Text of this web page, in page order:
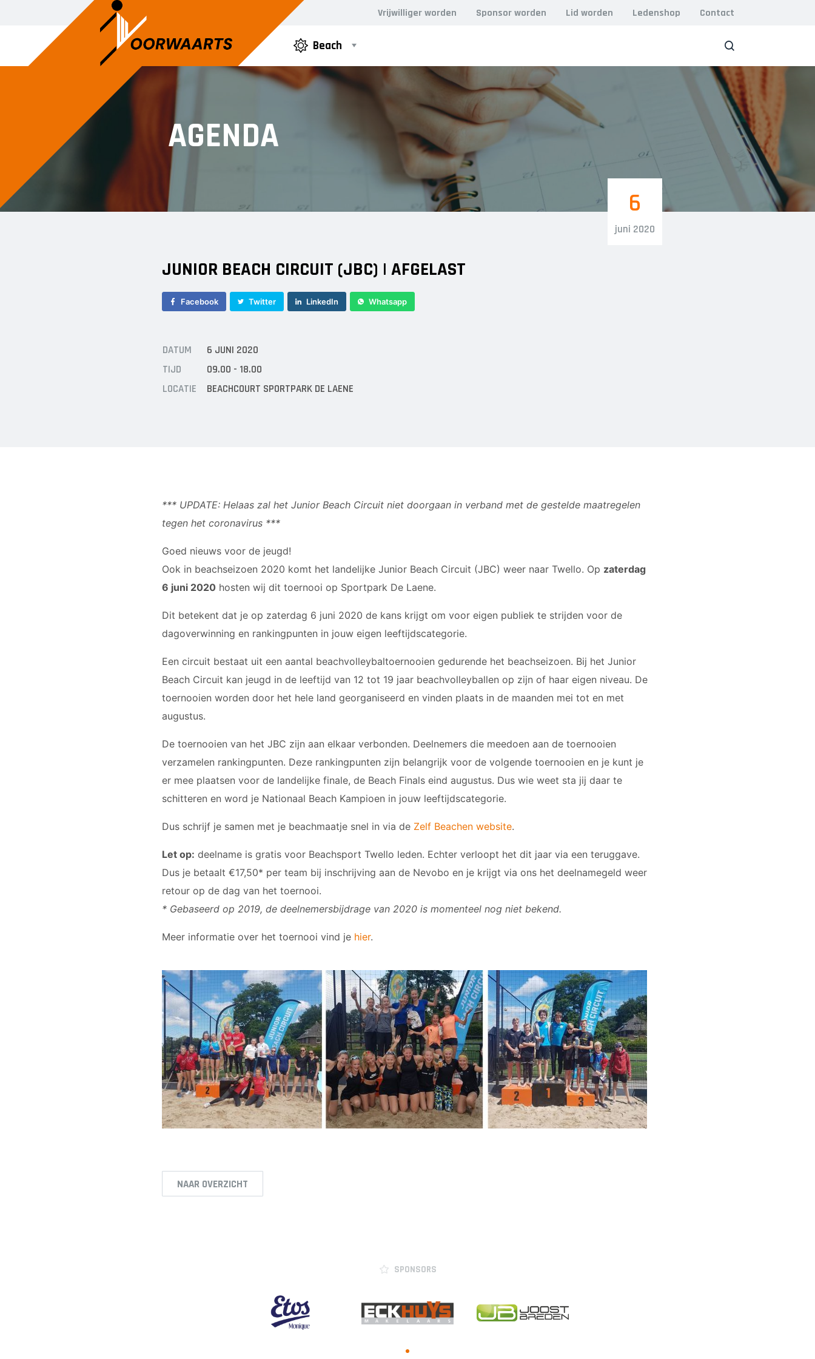
Vrijwilliger worden Sponsor worden Lid worden Ledenshop Contact
Beach
AGENDA
6
juni 2020
JUNIOR BEACH CIRCUIT (JBC) | AFGELAST
Facebook Twitter LinkedIn Whatsapp
DATUM
6 JUNI 2020
TIJD
09.00 - 18.00
LOCATIE
BEACHCOURT SPORTPARK DE LAENE
*** UPDATE: Helaas zal het Junior Beach Circuit niet doorgaan in verband met de gestelde maatregelen
tegen het coronavirus ***
Goed nieuws voor de jeugd!
Ook in beachseizoen 2020 komt het landelijke Junior Beach Circuit (JBC) weer naar Twello. Op zaterdag
6 juni 2020 hosten wij dit toernooi op Sportpark De Laene.
Dit betekent dat je op zaterdag 6 juni 2020 de kans krijgt om voor eigen publiek te strijden voor de
dagoverwinning en rankingpunten in jouw eigen leeftijdscategorie.
Een circuit bestaat uit een aantal beachvolleybaltoernooien gedurende het beachseizoen. Bij het Junior
Beach Circuit kan jeugd in de leeftijd van 12 tot 19 jaar beachvolleyballen op zijn of haar eigen niveau. De
toernooien worden door het hele land georganiseerd en vinden plaats in de maanden mei tot en met
augustus.
De toernooien van het JBC zijn aan elkaar verbonden. Deelnemers die meedoen aan de toernooien
verzamelen rankingpunten. Deze rankingpunten zijn belangrijk voor de volgende toernooien en je kunt je
er mee plaatsen voor de landelijke finale, de Beach Finals eind augustus. Dus wie weet sta jij daar te
schitteren en word je Nationaal Beach Kampioen in jouw leeftijdscategorie.
Dus schrijf je samen met je beachmaatje snel in via de Zelf Beachen website.
Let op: deelname is gratis voor Beachsport Twello leden. Echter verloopt het dit jaar via een teruggave.
Dus je betaalt €17,50* per team bij inschrijving aan de Nevobo en je krijgt via ons het deelnamegeld weer
retour op de dag van het toernooi.
* Gebaseerd op 2019, de deelnemersbijdrage van 2020 is momenteel nog niet bekend.
Meer informatie over het toernooi vind je hier.
NAAR OVERZICHT
SPONSORS